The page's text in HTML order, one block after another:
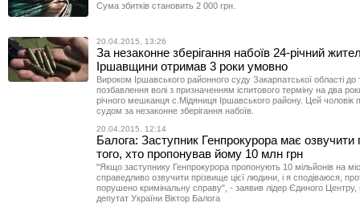
Сума збитків становить 2 000 грн.
20.04.2015, 13:26
За незаконне зберігання набоїв 24-річний
Іршавщини отримав 3 роки умовно
Вироком Іршавського районного суду Закарпатської області до
позбавлення волі з призначенням іспитового терміну на два
річного мешканця с.Мідяниця Іршавського району. Цей чоловік
судом за незаконне зберігання набоїв.
20.04.2015, 12:14
Балога: Заступник Генпрокурора має озвучити
того, хто пропонував йому 10 млн грн
"Якщо заступнику Генпрокурора пропонують 10 мільйонів на
справедливо озвучити прізвище цієї людини, і я сподіваюся,
порушено кримінальну справу", - заявив лідер Єдиного Центру,
депутат України Віктор Балога